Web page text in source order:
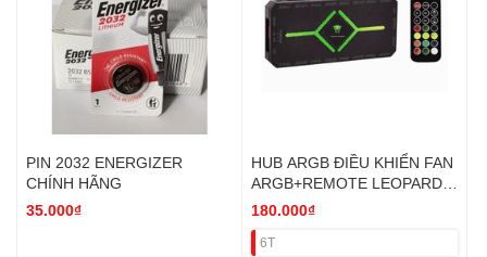
PIN 2032 ENERGIZER
CHÍNH HÃNG
35.000₫
HUB ARGB ĐIỀU KHIỂN FAN
ARGB+REMOTE LEOPARD
(KO VAT)
180.000₫
6T